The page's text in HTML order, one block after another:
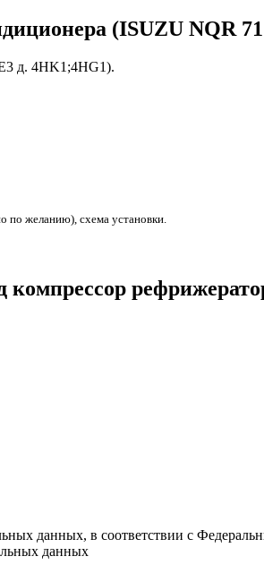
(ISUZU NQR
по желанию), схема установки.
данных, в соответствии с
данных